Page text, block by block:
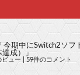
今期中にSwitch2ソフ
成）」
ビュー 59件のコメント